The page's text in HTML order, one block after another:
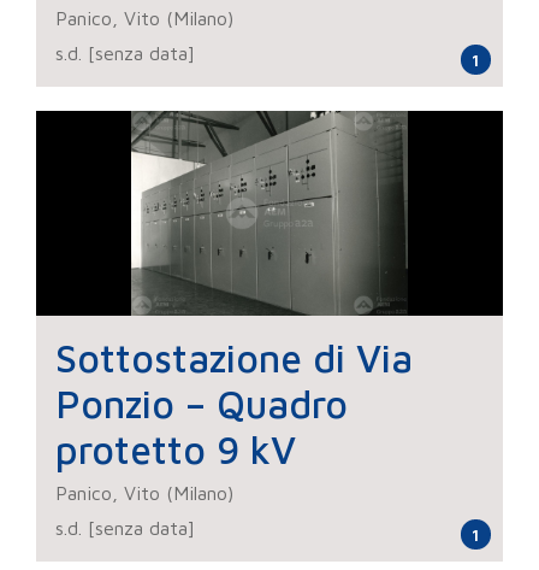
Panico, Vito (Milano)
s.d. [senza data]
1
Sottostazione di Via
Ponzio – Quadro
protetto 9 kV
Panico, Vito (Milano)
s.d. [senza data]
1